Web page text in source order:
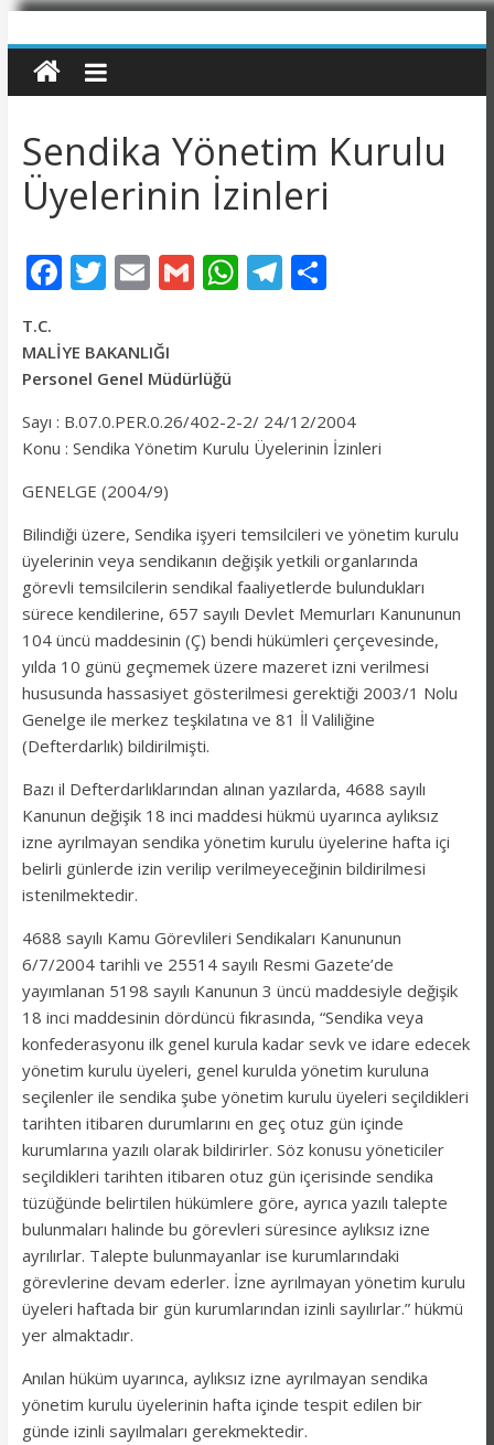
Sendika Yönetim Kurulu
Üyelerinin İzinleri
F
e
b
o
o
k
T
itt
er
E
ai
l
G
l
W
A
p
T
a
m
P
T.C.
MALİYE BAKANLIĞI
Personel Genel Müdürlüğü
Sayı : B.07.0.PER.0.26/402-2-2/ 24/12/2004
Konu : Sendika Yönetim Kurulu Üyelerinin İzinleri
GENELGE (2004/9)
Bilindiği üzere, Sendika işyeri temsilcileri ve yönetim kurulu
üyelerinin veya sendikanın değişik yetkili organlarında
görevli temsilcilerin sendikal faaliyetlerde bulundukları
sürece kendilerine, 657 sayılı Devlet Memurları Kanununun
104 üncü maddesinin (Ç) bendi hükümleri çerçevesinde,
yılda 10 günü geçmemek üzere mazeret izni verilmesi
hususunda hassasiyet gösterilmesi gerektiği 2003/1 Nolu
Genelge ile merkez teşkilatına ve 81 İl Valiliğine
(Defterdarlık) bildirilmişti.
Bazı il Defterdarlıklarından alınan yazılarda, 4688 sayılı
Kanunun değişik 18 inci maddesi hükmü uyarınca aylıksız
izne ayrılmayan sendika yönetim kurulu üyelerine hafta içi
belirli günlerde izin verilip verilmeyeceğinin bildirilmesi
istenilmektedir.
4688 sayılı Kamu Görevlileri Sendikaları Kanununun
6/7/2004 tarihli ve 25514 sayılı Resmi Gazete’de
yayımlanan 5198 sayılı Kanunun 3 üncü maddesiyle değişik
18 inci maddesinin dördüncü fıkrasında, “Sendika veya
konfederasyonu ilk genel kurula kadar sevk ve idare edecek
yönetim kurulu üyeleri, genel kurulda yönetim kuruluna
seçilenler ile sendika şube yönetim kurulu üyeleri seçildikleri
tarihten itibaren durumlarını en geç otuz gün içinde
kurumlarına yazılı olarak bildirirler. Söz konusu yöneticiler
seçildikleri tarihten itibaren otuz gün içerisinde sendika
tüzüğünde belirtilen hükümlere göre, ayrıca yazılı talepte
bulunmaları halinde bu görevleri süresince aylıksız izne
ayrılırlar. Talepte bulunmayanlar ise kurumlarındaki
görevlerine devam ederler. İzne ayrılmayan yönetim kurulu
üyeleri haftada bir gün kurumlarından izinli sayılırlar.” hükmü
yer almaktadır.
Anılan hüküm uyarınca, aylıksız izne ayrılmayan sendika
yönetim kurulu üyelerinin hafta içinde tespit edilen bir
günde izinli sayılmaları gerekmektedir.